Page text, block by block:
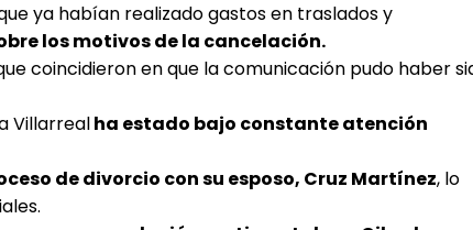
ya habían realizado gastos en traslados y
los motivos de la cancelación.
coincidieron en que la comunicación pudo haber
Villarrealha estado bajo constante atención
de divorcio con su esposo, Cruz Martínez, lo